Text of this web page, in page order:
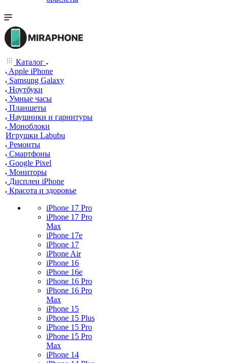
Каталог
Apple iPhone
Samsung Galaxy
Ноутбуки
Умные часы
Планшеты
Наушники и гарнитуры
Моноблоки
Игрушки Labubu
Ремонты
Смартфоны
Google Pixel
Мониторы
Дисплеи iPhone
Красота и здоровье
iPhone 17 Pro
iPhone 17 Pro
Max
iPhone 17e
iPhone 17
iPhone Air
iPhone 16
iPhone 16e
iPhone 16 Pro
iPhone 16 Pro
Max
iPhone 15
iPhone 15 Plus
iPhone 15 Pro
iPhone 15 Pro
Max
iPhone 14